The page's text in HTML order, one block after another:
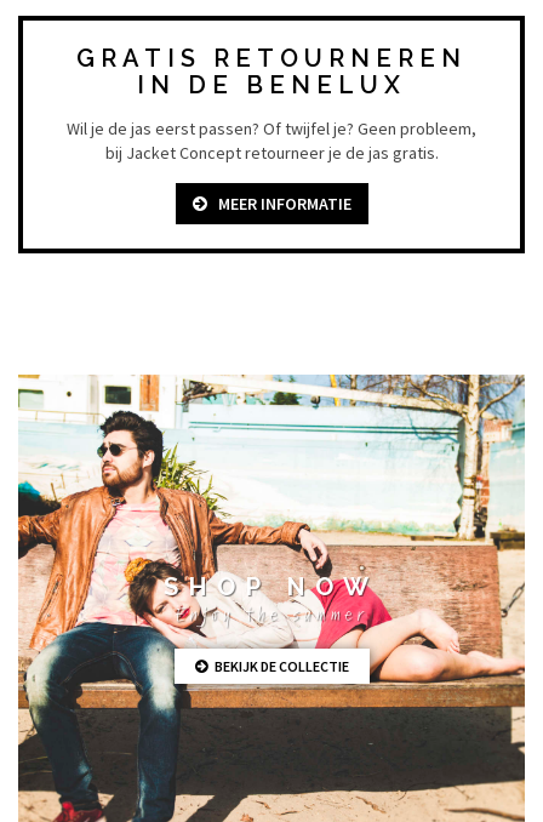
GRATIS RETOURNEREN
IN DE BENELUX
Wil je de jas eerst passen? Of twijfel je? Geen probleem,
bij Jacket Concept retourneer je de jas gratis.
MEER INFORMATIE
SHOP NOW
Enjoy the summer
BEKIJK DE COLLECTIE